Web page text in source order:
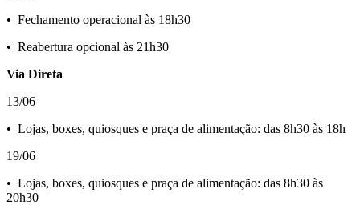
•⁠ ⁠Fechamento operacional às 18h30
•⁠ ⁠Reabertura opcional às 21h30
Via Direta
13/06
•⁠ ⁠Lojas, boxes, quiosques e praça de alimentação: das 8h30 às 18h
19/06
•⁠ ⁠Lojas, boxes, quiosques e praça de alimentação: das 8h30 às
20h30